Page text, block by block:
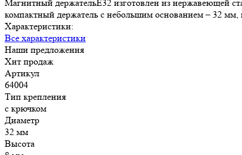
Магнитный держательE32 изготовлен из нержавеющей
компактный держатель с небольшим основанием – 32
Характеристики:
Все характеристики
Наши предложения
Хит продаж
Артикул
64004
Тип крепления
с крючком
Диаметр
32 мм
Высота